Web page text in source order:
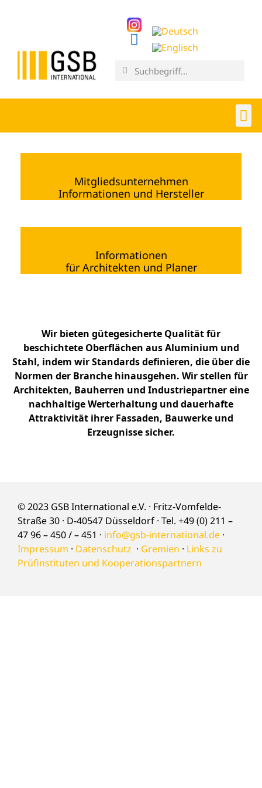
Mitgliedsunternehmen
Informationen und Hersteller
Informationen
für Architekten und Planer
Wir bieten gütegesicherte Qualität für
beschichtete Oberflächen aus Aluminium und
Stahl, indem wir Standards definieren, die über die
Normen der Branche hinausgehen. Wir stellen für
Architekten, Bauherren und Industriepartner eine
nachhaltige Werterhaltung und dauerhafte
Attraktivität ihrer Fassaden, Bauwerke und
Erzeugnisse sicher.
© 2023 GSB International e.V. · Fritz-Vomfelde-
Straße 30 · D-40547 Düsseldorf · Tel. +49 (0) 211 –
47 96 – 450 / – 451 · info@gsb-international.de ·
Impressum · Datenschutz · Gremien · Links zu
Prüfinstituten und Kooperationspartnern